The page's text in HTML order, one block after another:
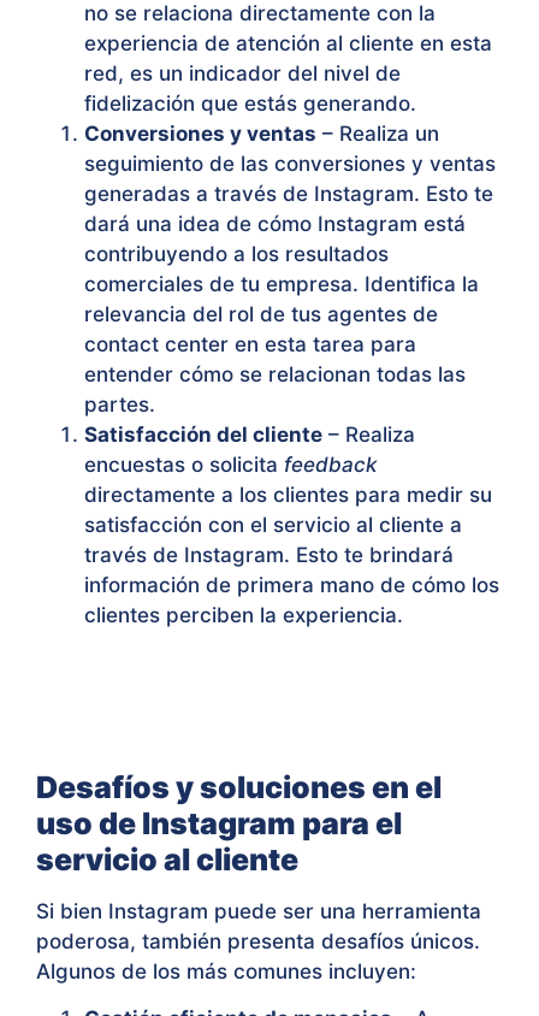
no se relaciona directamente con la
experiencia de atención al cliente en esta
red, es un indicador del nivel de
fidelización que estás generando.
Conversiones y ventas – Realiza un
seguimiento de las conversiones y ventas
generadas a través de Instagram. Esto te
dará una idea de cómo Instagram está
contribuyendo a los resultados
comerciales de tu empresa. Identifica la
relevancia del rol de tus agentes de
contact center en esta tarea para
entender cómo se relacionan todas las
partes.
Satisfacción del cliente – Realiza
encuestas o solicita feedback
directamente a los clientes para medir su
satisfacción con el servicio al cliente a
través de Instagram. Esto te brindará
información de primera mano de cómo los
clientes perciben la experiencia.
Desafíos y soluciones en el
uso de Instagram para el
servicio al cliente
Si bien Instagram puede ser una herramienta
poderosa, también presenta desafíos únicos.
Algunos de los más comunes incluyen: